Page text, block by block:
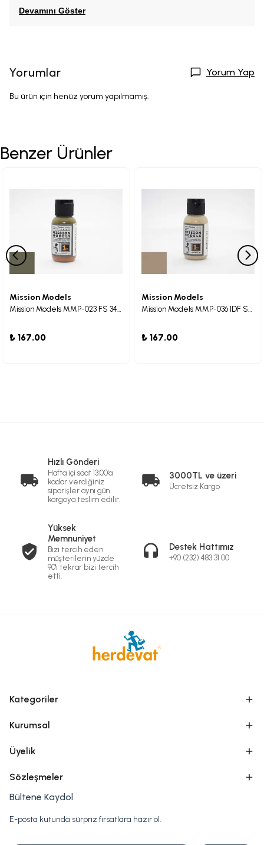
Devamını Göster
Yorumlar Yorum Yap
Bu ürün için henüz yorum yapılmamış.
Benzer Ürünler
Mission Models
Mission Models MMP-023 FS 34088 US Army Khaki Drab Maket Boyası 30ml
₺ 167.00
Mission Models
Mission Models MMP-036 IDF Sandgrey version 2 Maket Boyası 30ml
₺ 167.00
Hızlı Gönderi
Hafta içi saat 13:00'a
kadar verdiğiniz
siparişler aynı gün
kargoya teslim edilir.
3000TL ve üzeri
Ücretsiz Kargo
Yüksek
Memnuniyet
Bizi tercih eden
müşterilerin yüzde
90'ı tekrar bizi tercih
etti.
Destek Hattımız
+90 (232) 483 31 00
Kategoriler
Kurumsal
Üyelik
Sözleşmeler
Bültene Kaydol
E-posta kutunda sürpriz fırsatlara hazır ol.